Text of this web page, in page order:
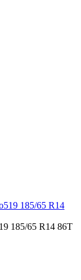
185/65 R14 86T